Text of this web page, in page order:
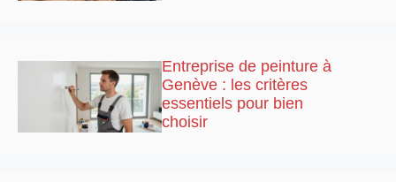
Entreprise de peinture à
Genève : les critères
essentiels pour bien
choisir